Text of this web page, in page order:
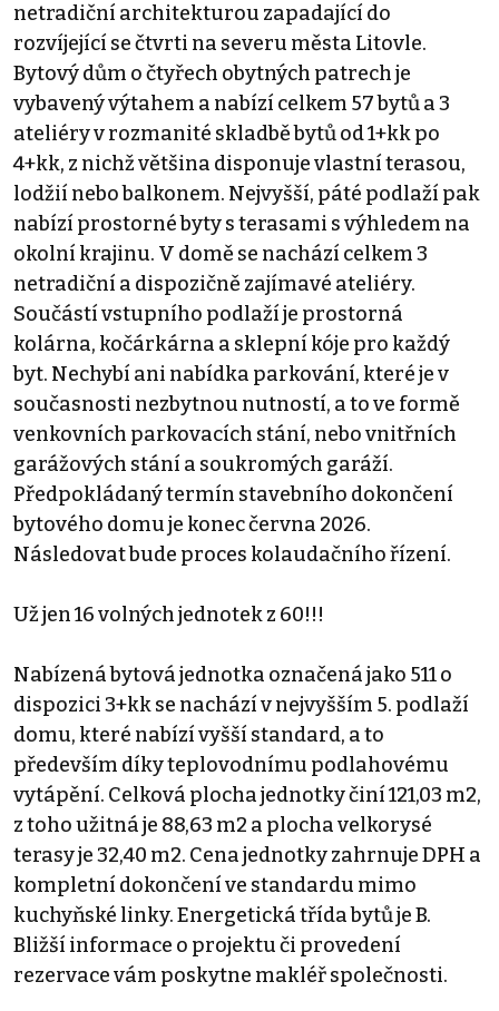
netradiční architekturou zapadající do
rozvíjející se čtvrti na severu města Litovle.
Bytový dům o čtyřech obytných patrech je
vybavený výtahem a nabízí celkem 57 bytů a 3
ateliéry v rozmanité skladbě bytů od 1+kk po
4+kk, z nichž většina disponuje vlastní terasou,
lodžií nebo balkonem. Nejvyšší, páté podlaží pak
nabízí prostorné byty s terasami s výhledem na
okolní krajinu. V domě se nachází celkem 3
netradiční a dispozičně zajímavé ateliéry.
Součástí vstupního podlaží je prostorná
kolárna, kočárkárna a sklepní kóje pro každý
byt. Nechybí ani nabídka parkování, které je v
současnosti nezbytnou nutností, a to ve formě
venkovních parkovacích stání, nebo vnitřních
garážových stání a soukromých garáží.
Předpokládaný termín stavebního dokončení
bytového domu je konec června 2026.
Následovat bude proces kolaudačního řízení.
Už jen 16 volných jednotek z 60!!!
Nabízená bytová jednotka označená jako 511 o
dispozici 3+kk se nachází v nejvyšším 5. podlaží
domu, které nabízí vyšší standard, a to
především díky teplovodnímu podlahovému
vytápění. Celková plocha jednotky činí 121,03 m2,
z toho užitná je 88,63 m2 a plocha velkorysé
terasy je 32,40 m2. Cena jednotky zahrnuje DPH a
kompletní dokončení ve standardu mimo
kuchyňské linky. Energetická třída bytů je B.
Bližší informace o projektu či provedení
rezervace vám poskytne makléř společnosti.